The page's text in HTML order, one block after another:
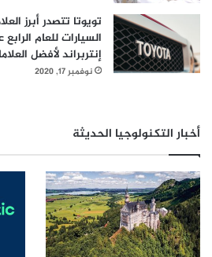
تويوتا تتصدر أبرز
السيارات للعام
إنتربراند لأفضل
نوفمبر 17, 2020
أخبار التكنولوجيا الحديثة